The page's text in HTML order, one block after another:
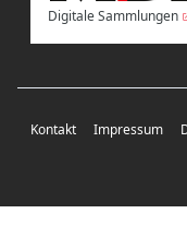
Digitale Sammlungen
Kontakt Impressum